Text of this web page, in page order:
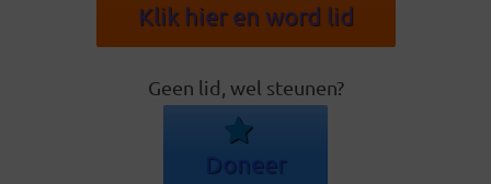
Klik hier en word lid
Geen lid, wel steunen?
Doneer